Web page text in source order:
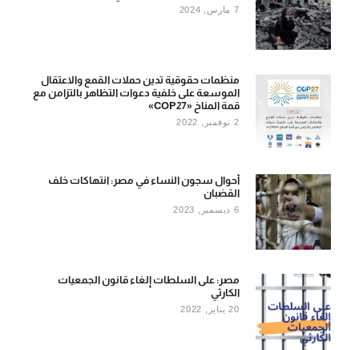
7 مارس, 2024
منظمات حقوقية تدين حملات القمع والاعتقال
الموسعة على خلفية دعوات التظاهر بالتزامن مع
قمة المناخ «COP27»
2 نوفمبر, 2022
أحوال سجون النساء في مصر: انتهاكات خلف
القضبان
6 ديسمبر, 2023
مصر: على السلطات إلغاء قانون الجمعيات
الكارثي
20 يناير, 2022